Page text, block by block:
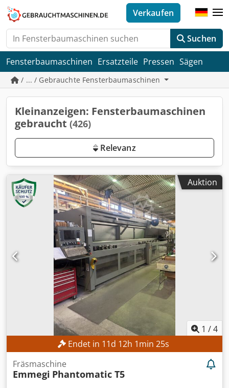
Suchen
Verkaufen
Fensterbaumaschinen Ersatzteile Pressen Sägen
/ ... / Gebrauchte Fensterbaumaschinen
Kleinanzeigen: Fensterbaumaschinen
gebraucht (426)
Relevanz
Auktion
1 /4
Endet in 11d 12h 1min 24s
Fräsmaschine
Emmegi Phantomatic T5